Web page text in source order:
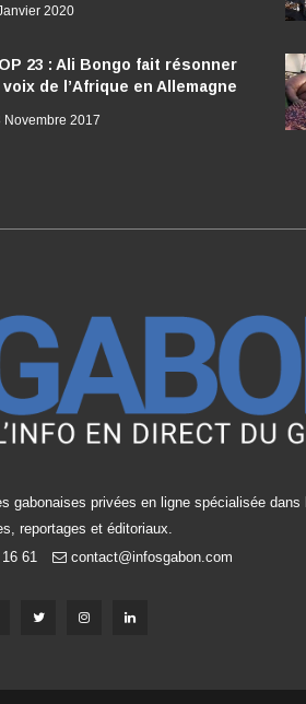
2020
23 : Ali Bongo fait résonner
voix de l’Afrique en Allemagne
Novembre 2017
gabonaises privées en ligne spécialisée
reportages et éditoriaux.
61
contact@infosgabon.com